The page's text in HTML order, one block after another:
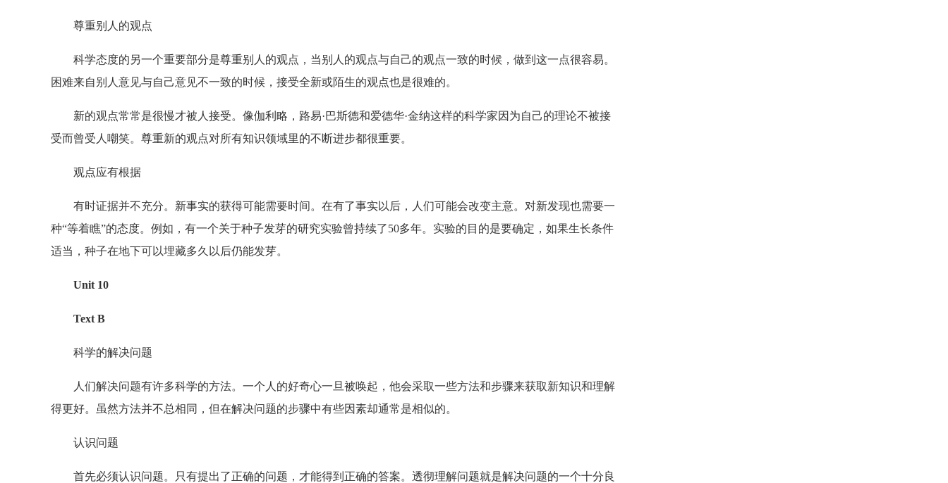
尊重别人的观点
科学态度的另一个重要部分是尊重别人的观点，当别人的观点与自己的观点一致的时候，做到这一点很容易。
困难来自别人意见与自己意见不一致的时候，接受全新或陌生的观点也是很难的。
新的观点常常是很慢才被人接受。像伽利略，路易·巴斯德和爱德华·金纳这样的科学家因为自己的理论不被接
受而曾受人嘲笑。尊重新的观点对所有知识领域里的不断进步都很重要。
观点应有根据
有时证据并不充分。新事实的获得可能需要时间。在有了事实以后，人们可能会改变主意。对新发现也需要一
种“等着瞧”的态度。例如，有一个关于种子发芽的研究实验曾持续了50多年。实验的目的是要确定，如果生长条件
适当，种子在地下可以埋藏多久以后仍能发芽。
Unit 10
Text B
科学的解决问题
人们解决问题有许多科学的方法。一个人的好奇心一旦被唤起，他会采取一些方法和步骤来获取新知识和理解
得更好。虽然方法并不总相同，但在解决问题的步骤中有些因素却通常是相似的。
认识问题
首先必须认识问题。只有提出了正确的问题，才能得到正确的答案。透彻理解问题就是解决问题的一个十分良